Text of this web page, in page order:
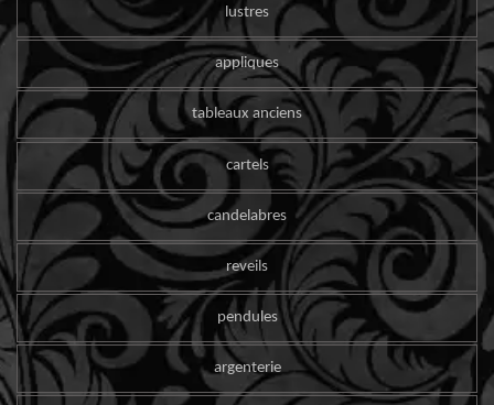
lustres
appliques
tableaux anciens
cartels
candelabres
reveils
pendules
argenterie